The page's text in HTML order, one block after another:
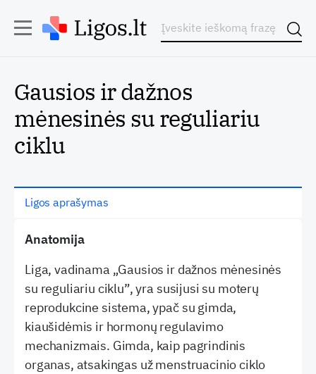
Gausios ir dažnos
mėnesinės su reguliariu
ciklu
Ligos aprašymas
Anatomija
Liga, vadinama „Gausios ir dažnos mėnesinės
su reguliariu ciklu”, yra susijusi su moterų
reprodukcine sistema, ypač su gimda,
kiaušidėmis ir hormonų regulavimo
mechanizmais. Gimda, kaip pagrindinis
organas, atsakingas už menstruacinio ciklo